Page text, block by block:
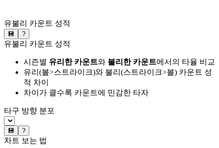
유불리 카운트 성적
💾 ?
유불리 카운트 성적
시즌별 유리한 카운트와 불리한 카운트에서의 타율 비교
유리(볼>스트라이크)와 불리(스트라이크>볼) 카운트 성
적 차이
차이가 클수록 카운트에 민감한 타자
타구 방향 분포
💾 ?
차트 보는 법